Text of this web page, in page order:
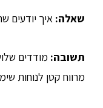
שאלה: איך יודעים
תשובה: מודדים
מרווח קטן לנוחות